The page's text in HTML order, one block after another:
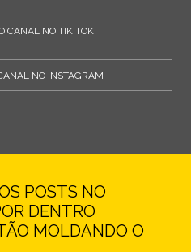
CANAL NO TIK TOK
NO INSTAGRAM
POSTS NO
DENTRO
MOLDANDO O